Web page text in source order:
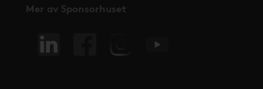
Mer av Sponsorhuset